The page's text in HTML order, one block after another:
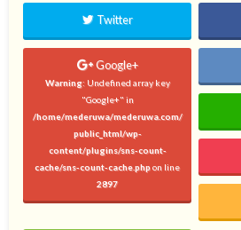
Twitter
Google+
Warning: Undefined array key
"Google+" in
/home/mederuwa/mederuwa.com/
public_html/wp-
content/plugins/sns-count-
cache/sns-count-cache.phpon line
2897